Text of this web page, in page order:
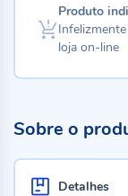
Produto
loja on-line
Sobre o
Detalhes